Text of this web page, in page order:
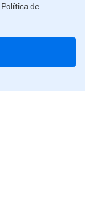
Política de